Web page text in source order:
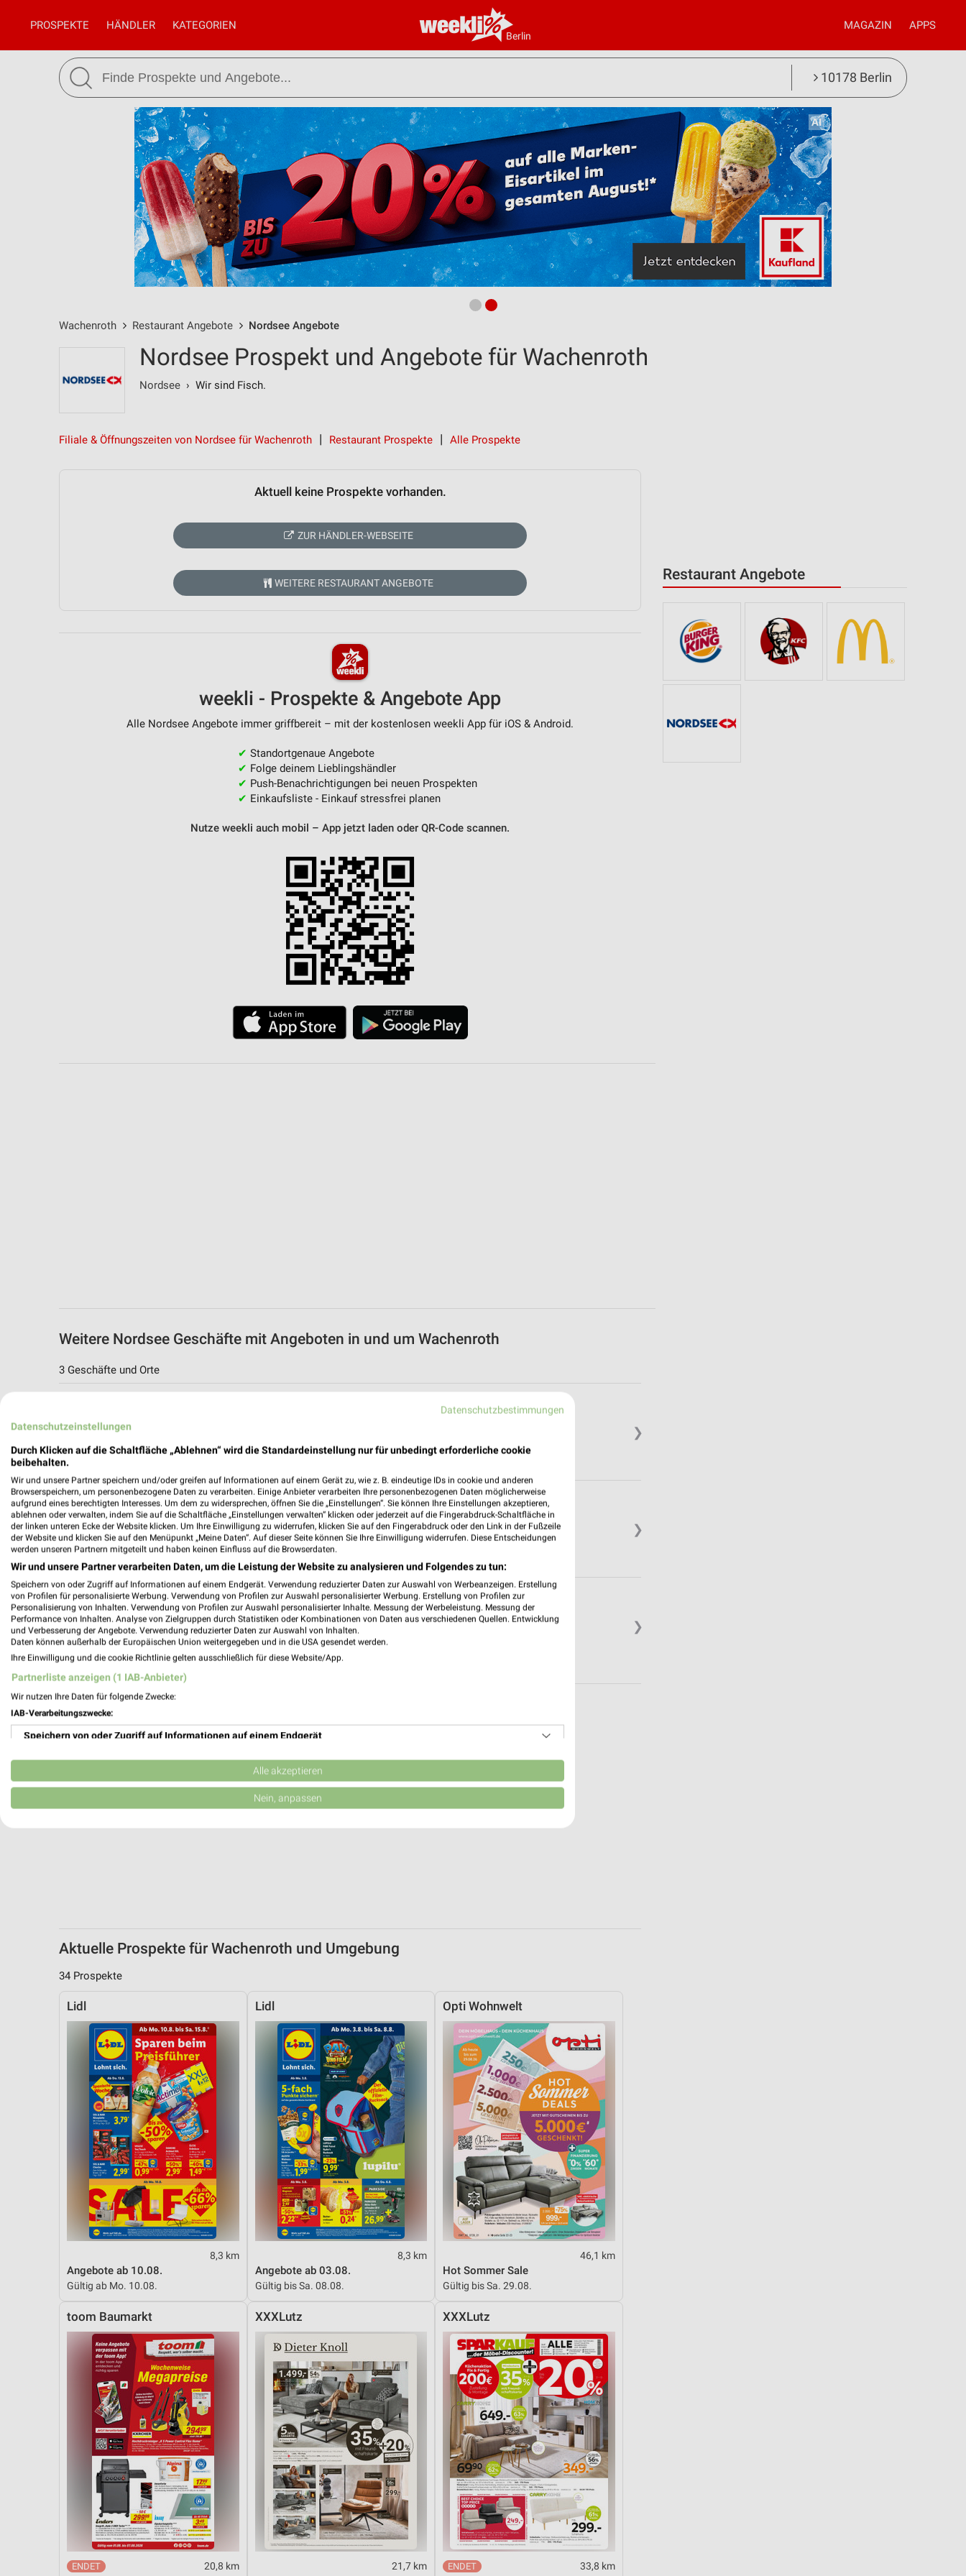
Berlin
PROSPEKTE HÄNDLER KATEGORIEN MAGAZIN APPS
10178 Berlin
Wachenroth Restaurant Angebote Nordsee Angebote
Restaurant Angebote
Nordsee Prospekt und Angebote für Wachenroth
Nordsee › Wir sind Fisch.
Filiale & Öffnungszeiten von Nordsee für Wachenroth Restaurant Prospekte Alle Prospekte
Aktuell keine Prospekte vorhanden.
ZUR HÄNDLER-WEBSEITE
WEITERE RESTAURANT ANGEBOTE
weekli - Prospekte & Angebote App
Alle Nordsee Angebote immer griffbereit – mit der kostenlosen weekli App für iOS & Android.
✔ Standortgenaue Angebote
✔ Folge deinem Lieblingshändler
✔ Push-Benachrichtigungen bei neuen Prospekten
✔ Einkaufsliste - Einkauf stressfrei planen
Nutze weekli auch mobil – App jetzt laden oder QR-Code scannen.
Weitere Nordsee Geschäfte mit Angeboten in und um Wachenroth
3 Geschäfte und Orte
❯
Bamberg, Deutschland
340,42 km
❯
Nordsee Angebote in Herzogenaurach
Herzogenaurach, Deutschland
371,57 km
❯
Nordsee Angebote in Erlangen
Erlangen, Deutschland
366,26 km
Aktuelle Prospekte für Wachenroth und Umgebung
34 Prospekte
Lidl
8,3 km
Angebote ab 10.08.
Gültig ab Mo. 10.08.
Lidl
8,3 km
Angebote ab 03.08.
Gültig bis Sa. 08.08.
Opti Wohnwelt
46,1 km
Hot Sommer Sale
Gültig bis Sa. 29.08.
toom Baumarkt
20,8 km
XXXLutz
21,7 km
XXXLutz
33,8 km
Datenschutzbestimmungen
Datenschutzeinstellungen
Durch Klicken auf die Schaltfläche „Ablehnen“ wird die Standardeinstellung nur für unbedingt erforderliche cookie
beibehalten.
Wir und unsere Partner speichern und/oder greifen auf Informationen auf einem Gerät zu, wie z. B. eindeutige IDs in cookie und anderen
Browserspeichern, um personenbezogene Daten zu verarbeiten. Einige Anbieter verarbeiten Ihre personenbezogenen Daten möglicherweise
aufgrund eines berechtigten Interesses. Um dem zu widersprechen, öffnen Sie die „Einstellungen“. Sie können Ihre Einstellungen akzeptieren,
ablehnen oder verwalten, indem Sie auf die Schaltfläche „Einstellungen verwalten“ klicken oder jederzeit auf die Fingerabdruck-Schaltfläche in
der linken unteren Ecke der Website klicken. Um Ihre Einwilligung zu widerrufen, klicken Sie auf den Fingerabdruck oder den Link in der Fußzeile
der Website und klicken Sie auf den Menüpunkt „Meine Daten“. Auf dieser Seite können Sie Ihre Einwilligung widerrufen. Diese Entscheidungen
werden unseren Partnern mitgeteilt und haben keinen Einfluss auf die Browserdaten.
Wir und unsere Partner verarbeiten Daten, um die Leistung der Website zu analysieren und Folgendes zu tun:
Speichern von oder Zugriff auf Informationen auf einem Endgerät. Verwendung reduzierter Daten zur Auswahl von Werbeanzeigen. Erstellung
von Profilen für personalisierte Werbung. Verwendung von Profilen zur Auswahl personalisierter Werbung. Erstellung von Profilen zur
Personalisierung von Inhalten. Verwendung von Profilen zur Auswahl personalisierter Inhalte. Messung der Werbeleistung. Messung der
Performance von Inhalten. Analyse von Zielgruppen durch Statistiken oder Kombinationen von Daten aus verschiedenen Quellen. Entwicklung
und Verbesserung der Angebote. Verwendung reduzierter Daten zur Auswahl von Inhalten.
Daten können außerhalb der Europäischen Union weitergegeben und in die USA gesendet werden.
Ihre Einwilligung und die cookie Richtlinie gelten ausschließlich für diese Website/App.
Partnerliste anzeigen (1 IAB-Anbieter)
Wir nutzen Ihre Daten für folgende Zwecke:
IAB-Verarbeitungszwecke:
Speichern von oder Zugriff auf Informationen auf einem Endgerät
Verwendung reduzierter Daten zur Auswahl von Werbeanzeigen
Erstellung von Profilen für personalisierte Werbung
Messung der Performance von Inhalten
Analyse von Zielgruppen durch Statistiken oder Kombinationen von Daten aus verschiedenen
Entwicklung und Verbesserung der Angebote
Verwendung reduzierter Daten zur Auswahl von Inhalten
Verwendung genauer Standortdaten
Geräte anhand von aktiv angeforderten Informationen identifizieren
Nicht-IAB-Verarbeitungszwecke:
Alle akzeptieren
Nein, anpassen